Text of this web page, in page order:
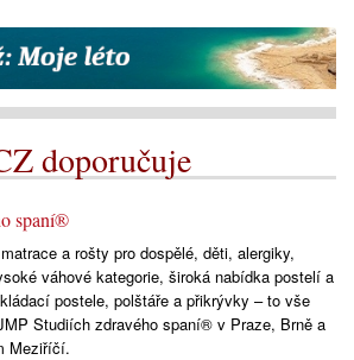
doporučuje
spaní®
a rošty pro dospělé, děti, alergiky,
váhové kategorie, široká nabídka postelí a
postele, polštáře a přikrývky – to vše
Studiích zdravého spaní® v Praze, Brně a
Meziříčí.